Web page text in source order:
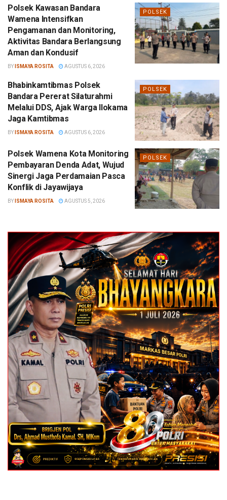
POLSEK
Polsek Kawasan Bandara
Wamena Intensifkan
Pengamanan dan Monitoring,
Aktivitas Bandara Berlangsung
Aman dan Kondusif
BY ISMAYA ROSITA AGUSTUS 6, 2026
POLSEK
Bhabinkamtibmas Polsek
Bandara Pererat Silaturahmi
Melalui DDS, Ajak Warga Ilokama
Jaga Kamtibmas
BY ISMAYA ROSITA AGUSTUS 6, 2026
POLSEK
Polsek Wamena Kota Monitoring
Pembayaran Denda Adat, Wujud
Sinergi Jaga Perdamaian Pasca
Konflik di Jayawijaya
BY ISMAYA ROSITA AGUSTUS 5, 2026